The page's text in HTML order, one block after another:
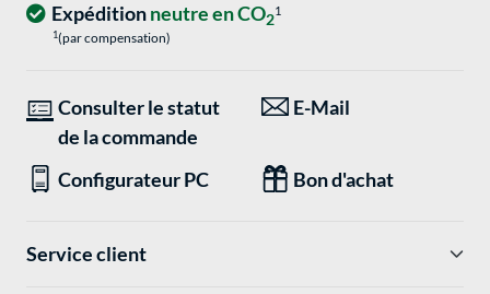
Expéditionneutre en CO21
1(par compensation)
Consulter le statut
de la commande
E-Mail
Configurateur PC Bon d'achat
Service client